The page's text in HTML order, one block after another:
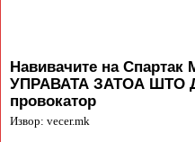
Навивачите на
УПРАВАТА ЗАТОА ШТО
провокатор
Извор: vecer.mk